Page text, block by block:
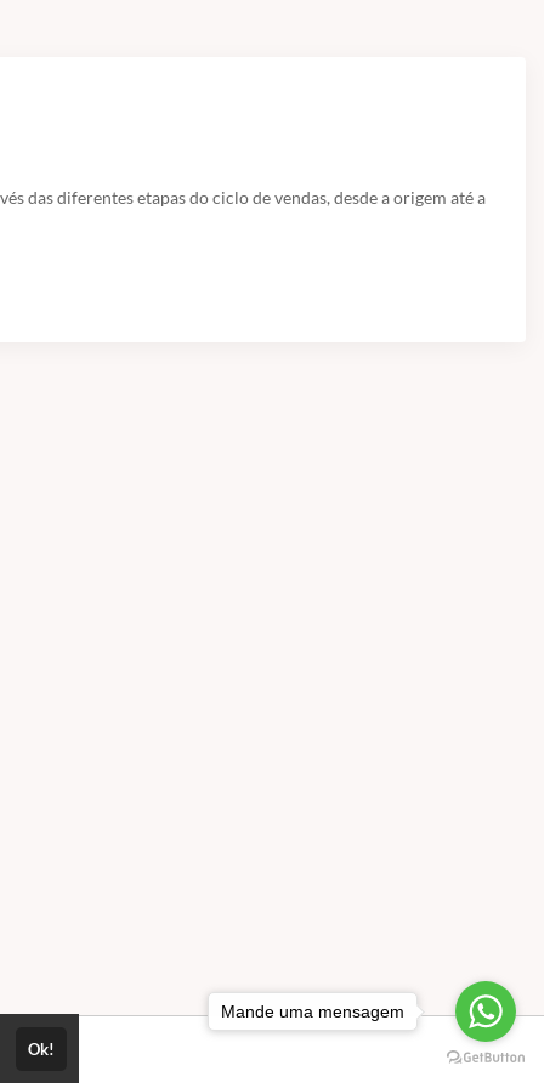
das diferentes etapas do ciclo de vendas, desde a origem até a
Ok!
Mande uma mensagem